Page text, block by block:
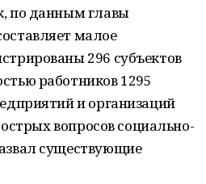
по данным главы
малое
296 субъектов
работников 1295
и организаций
вопросов социально-
существующие